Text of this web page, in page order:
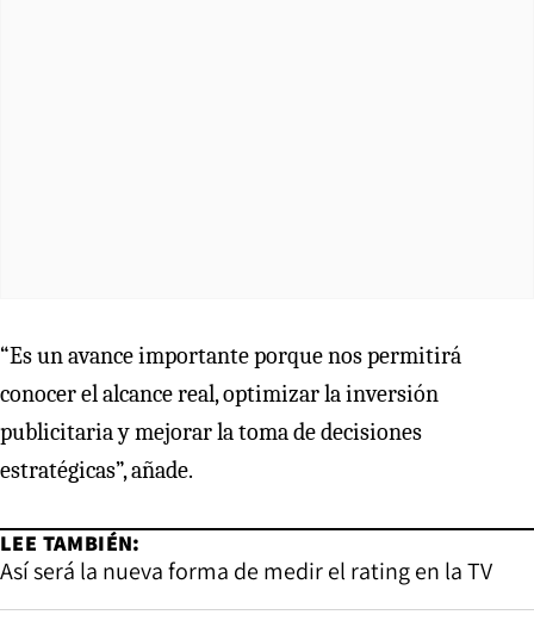
“Es un avance importante porque nos permitirá
conocer el alcance real, optimizar la inversión
publicitaria y mejorar la toma de decisiones
estratégicas”, añade.
LEE TAMBIÉN:
Así será la nueva forma de medir el rating en la TV